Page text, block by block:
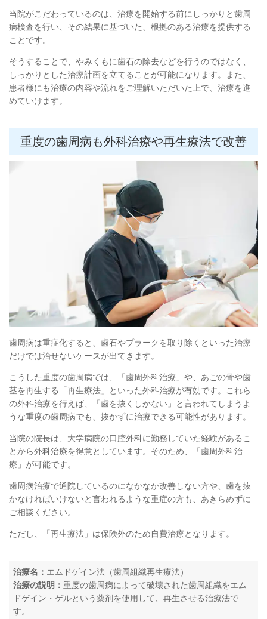
当院がこだわっているのは、治療を開始する前にしっかりと歯周
病検査を行い、その結果に基づいた、根拠のある治療を提供する
ことです。
そうすることで、やみくもに歯石の除去などを行うのではなく、
しっかりとした治療計画を立てることが可能になります。また、
患者様にも治療の内容や流れをご理解いただいた上で、治療を進
めていけます。
重度の歯周病も外科治療や再生療法で改善
歯周病は重症化すると、歯石やプラークを取り除くといった治療
だけでは治せないケースが出てきます。
こうした重度の歯周病では、「歯周外科治療」や、あごの骨や歯
茎を再生する「再生療法」といった外科治療が有効です。これら
の外科治療を行えば、「歯を抜くしかない」と言われてしまうよ
うな重度の歯周病でも、抜かずに治療できる可能性があります。
当院の院長は、大学病院の口腔外科に勤務していた経験があるこ
とから外科治療を得意としています。そのため、「歯周外科治
療」が可能です。
歯周病治療で通院しているのになかなか改善しない方や、歯を抜
かなければいけないと言われるような重症の方も、あきらめずに
ご相談ください。
ただし、「再生療法」は保険外のため自費治療となります。
治療名： エムドゲイン法（歯周組織再生療法）
治療の説明： 重度の歯周病によって破壊された歯周組織をエム
ドゲイン・ゲルという薬剤を使用して、再生させる治療法で
す。